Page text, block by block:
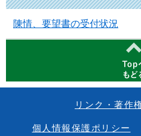
陳情、要望書の受付状況
リンク・著作
個人情報保護ポリシー